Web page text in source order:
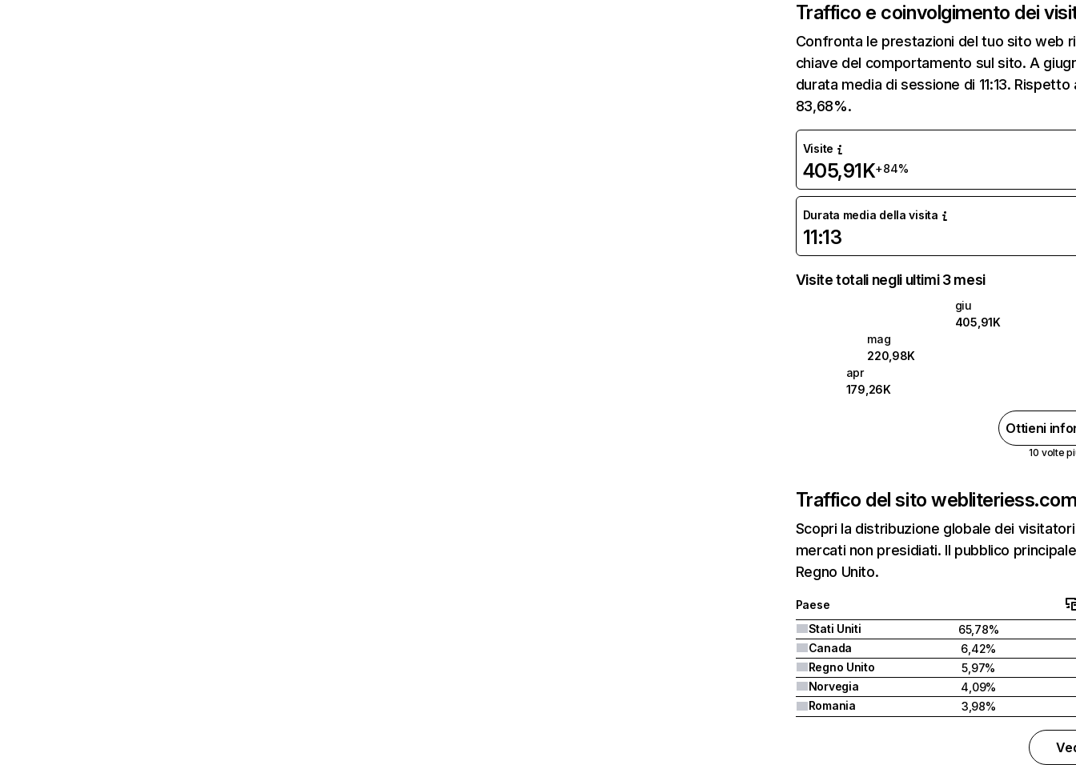
Traffico e coinvolgimento dei
Confronta le prestazioni del tuo sito web
chiave del comportamento sul sito. A
durata media di sessione di 11:13.
83,68%.
Visite
405,91K+84%
Durata media della visita
11:13
Visite totali negli ultimi 3 mesi
giu
405,91K
mag
220,98K
apr
179,26K
Ottieni
10 volte
Traffico del sito web
Scopri la distribuzione globale dei
mercati non presidiati. Il pubblico
Regno Unito.
Paese
Stati Uniti
65,78%
Canada
6,42%
Regno Unito
5,97%
Norvegia
4,09%
Romania
3,98%